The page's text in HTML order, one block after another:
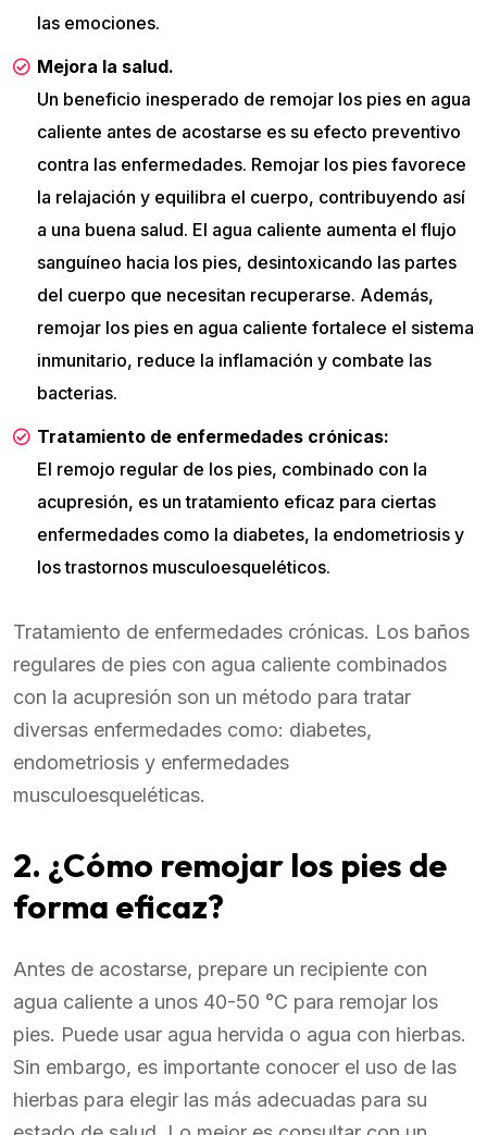
las emociones.
Mejora la salud.
Un beneficio inesperado de remojar los pies en agua
caliente antes de acostarse es su efecto preventivo
contra las enfermedades. Remojar los pies favorece
la relajación y equilibra el cuerpo, contribuyendo así
a una buena salud. El agua caliente aumenta el flujo
sanguíneo hacia los pies, desintoxicando las partes
del cuerpo que necesitan recuperarse. Además,
remojar los pies en agua caliente fortalece el sistema
inmunitario, reduce la inflamación y combate las
bacterias.
Tratamiento de enfermedades crónicas:
El remojo regular de los pies, combinado con la
acupresión, es un tratamiento eficaz para ciertas
enfermedades como la diabetes, la endometriosis y
los trastornos musculoesqueléticos.
Tratamiento de enfermedades crónicas. Los baños
regulares de pies con agua caliente combinados
con la acupresión son un método para tratar
diversas enfermedades como: diabetes,
endometriosis y enfermedades
musculoesqueléticas.
2. ¿Cómo remojar los pies de
forma eficaz?
Antes de acostarse, prepare un recipiente con
agua caliente a unos 40-50 °C para remojar los
pies. Puede usar agua hervida o agua con hierbas.
Sin embargo, es importante conocer el uso de las
hierbas para elegir las más adecuadas para su